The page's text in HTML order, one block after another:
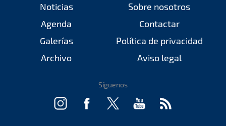
Noticias
Agenda
Galerías
Archivo
Sobre nosotros
Contactar
Política de privacidad
Aviso legal
Síguenos